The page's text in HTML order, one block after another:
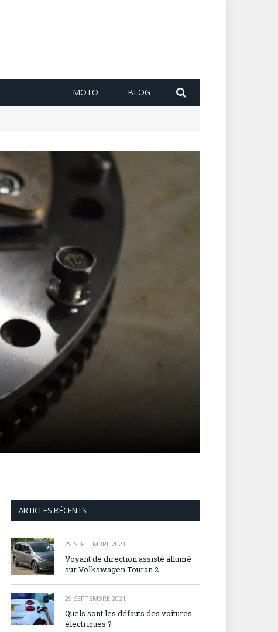
MOTO BLOG
ARTICLES RÉCENTS
29 SEPTEMBRE 2021
Voyant de direction assisté allumé
sur Volkswagen Touran 2
29 SEPTEMBRE 2021
Quels sont les défauts des voitures
électriques ?